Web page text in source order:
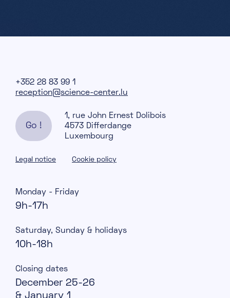
+352 28 83 99 1
reception@science-center.lu
Go !
1, rue John Ernest Dolibois
4573 Differdange
Luxembourg
Legal notice Cookie policy
Monday - Friday
9h-17h
Saturday, Sunday & holidays
10h-18h
Closing dates
December 25-26
& January 1